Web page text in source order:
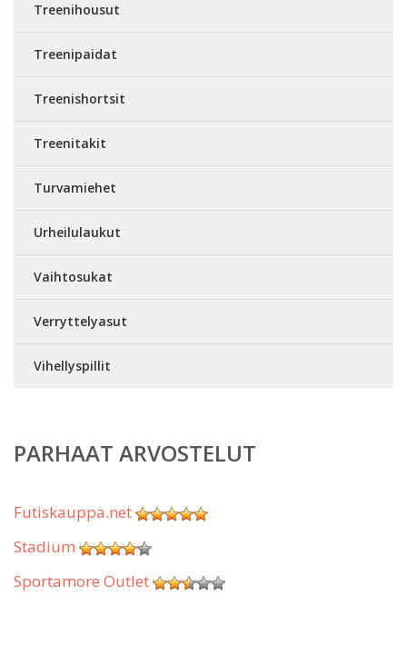
Treenihousut
Treenipaidat
Treenishortsit
Treenitakit
Turvamiehet
Urheilulaukut
Vaihtosukat
Verryttelyasut
Vihellyspillit
PARHAAT ARVOSTELUT
Futiskauppa.net
Stadium
Sportamore Outlet